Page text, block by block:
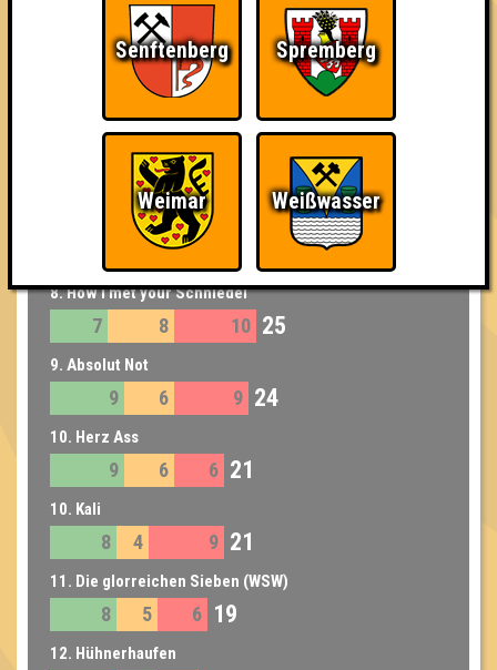
6. Die alkoholisierten Gehirnamputierten
9 8 11 28
6. Samba, Gertrud, Gunnar und ihre Frauchen
7. Village People
13 6 27
8. Hippes Fiven
8
8. How I met your Schniedel
7 8 10 25
9. Absolut Not
9 6 9 24
10. Herz Ass
9 6 6 21
10. Kali
8 4 9 21
11. Die glorreichen Sieben (WSW)
8 5 6 19
12. Hühnerhaufen
Senftenberg Spremberg
Weimar Weißwasser